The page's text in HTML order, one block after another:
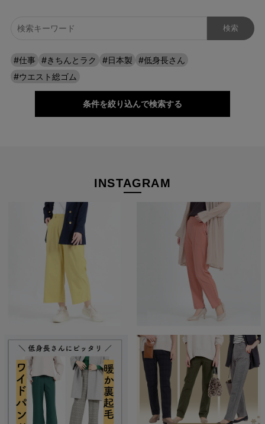
#仕事 #きちんとラク #日本製
#低身長さん
#ウエスト総ゴム
条件を絞り込んで検索する
INSTAGRAM